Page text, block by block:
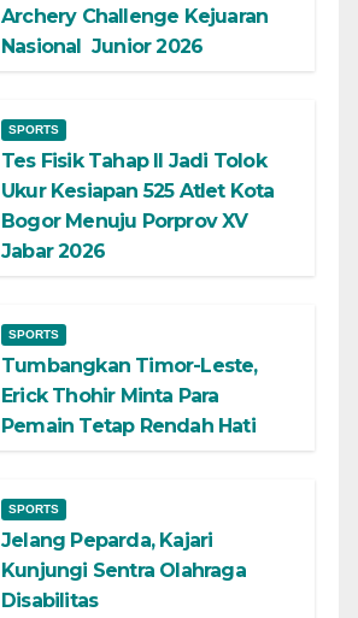
Archery Challenge Kejuaran
Nasional Junior 2026
SPORTS
Tes Fisik Tahap II Jadi Tolok
Ukur Kesiapan 525 Atlet Kota
Bogor Menuju Porprov XV
Jabar 2026
SPORTS
Tumbangkan Timor-Leste,
Erick Thohir Minta Para
Pemain Tetap Rendah Hati
SPORTS
Jelang Peparda, Kajari
Kunjungi Sentra Olahraga
Disabilitas